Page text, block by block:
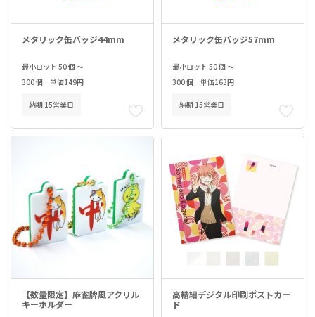
メタリック缶バッジ44mm
最小ロット 50 個 ～
300 個 単価149円
納期 15営業日
メタリック缶バッジ57mm
最小ロット 50 個 ～
300 個 単価163円
納期 15営業日
【数量限定】麻雀牌風アクリル
キーホルダー
高精細デジタル印刷ポストカー
ド